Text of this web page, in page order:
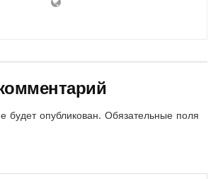
будет опубликован. Обязательные поля